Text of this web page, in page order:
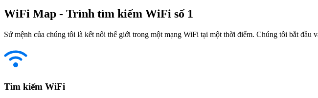
WiFi Map - Trình tìm kiếm WiFi số 1
Sứ mệnh của chúng tôi là kết nối thế giới trong một mạng WiFi tại một thời điểm. Chúng tôi bắt đầu
Tìm kiếm WiFi